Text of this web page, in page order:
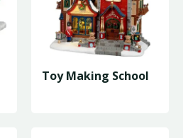
Toy Making School